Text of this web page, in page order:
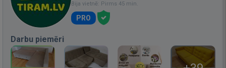
Bija vietnē: Pirms 45 min.
PRO
Darbu piemēri